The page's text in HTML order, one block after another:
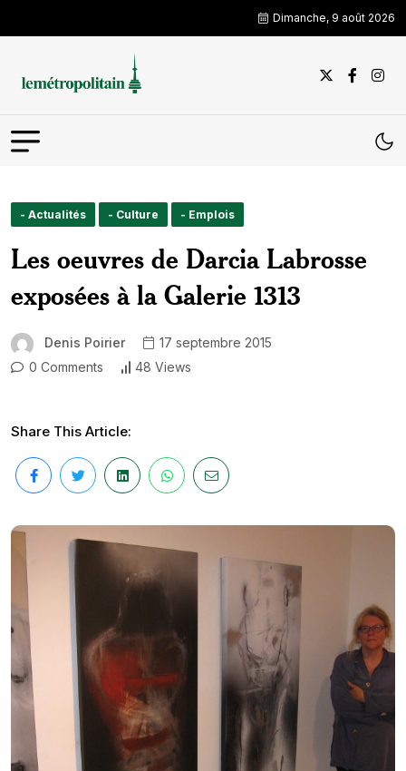
Dimanche, 9 août 2026
- Actualités - Culture - Emplois
Les oeuvres de Darcia Labrosse
exposées à la Galerie 1313
Denis Poirier
17 septembre 2015
0 Comments
48 Views
Share This Article: